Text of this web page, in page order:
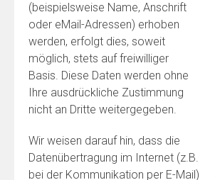
(beispielsweise Name, Anschrift
oder eMail-Adressen) erhoben
werden, erfolgt dies, soweit
möglich, stets auf freiwilliger
Basis. Diese Daten werden ohne
Ihre ausdrückliche Zustimmung
nicht an Dritte weitergegeben.
Wir weisen darauf hin, dass die
Datenübertragung im Internet (z.B.
bei der Kommunikation per E-Mail)